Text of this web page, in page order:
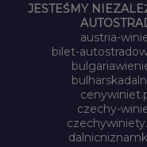
JESTEŚMY
austria-
bilet-
czechy-